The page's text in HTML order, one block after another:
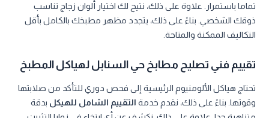
تماما باستمرار. علاوة على ذلك، نتيح لك اختيار ألوان زجاج تناسب
ذوقك الشخصي. بناءً على ذلك، يتجدد مظهر مطبخك بالكامل بأقل
التكاليف الممكنة والمتاحة.
تقييم فني تصليح مطابخ حي السنابل لهياكل المطبخ
تحتاج هياكل الألومنيوم الرئيسية إلى فحص دوري للتأكد من صلابتها
وقوتها. بناءً على ذلك، نقدم خدمة التقييم الشامل للهيكل بدقة